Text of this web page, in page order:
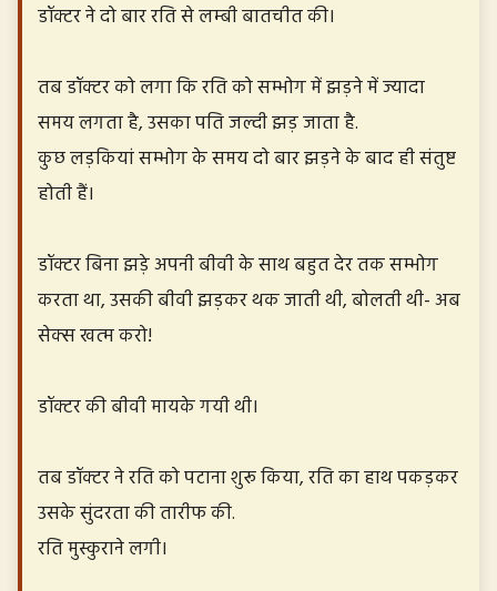
डॉक्टर ने दो बार रति से लम्बी बातचीत की।
तब डॉक्टर को लगा कि रति को सम्भोग में झड़ने में ज्यादा
समय लगता है, उसका पति जल्दी झड़ जाता है.
कुछ लड़कियां सम्भोग के समय दो बार झड़ने के बाद ही संतुष्ट
होती हैं।
डॉक्टर बिना झड़े अपनी बीवी के साथ बहुत देर तक सम्भोग
करता था, उसकी बीवी झड़कर थक जाती थी, बोलती थी- अब
सेक्स खत्म करो!
डॉक्टर की बीवी मायके गयी थी।
तब डॉक्टर ने रति को पटाना शुरू किया, रति का हाथ पकड़कर
उसके सुंदरता की तारीफ की.
रति मुस्कुराने लगी।